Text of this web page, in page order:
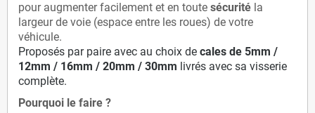
pour augmenter facilement et en toute sécurité la
largeur de voie (espace entre les roues) de votre
véhicule.
Proposés par paire avec au choix de cales de 5mm /
12mm / 16mm / 20mm / 30mm livrés avec sa visserie
complète.
Pourquoi le faire ?